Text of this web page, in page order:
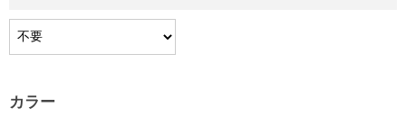
カラー